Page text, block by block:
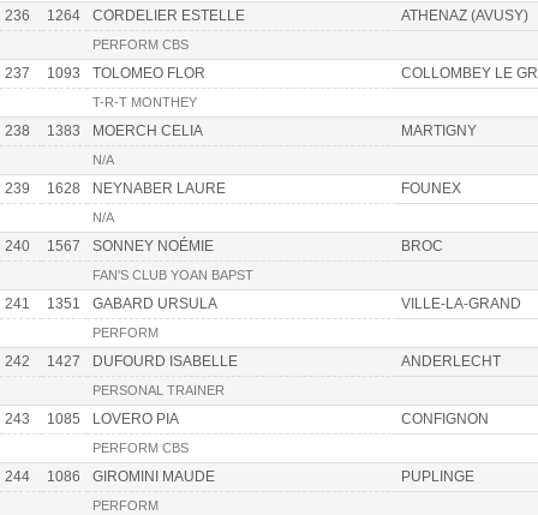
236 1264 CORDELIER ESTELLE ATHENAZ (AVUSY)
PERFORM CBS
237 1093 TOLOMEO FLOR COLLOMBEY LE
T-R-T MONTHEY
238 1383 MOERCH CELIA MARTIGNY
N/A
239 1628 NEYNABER LAURE FOUNEX
N/A
240 1567 SONNEY NOÉMIE BROC
FAN'S CLUB YOAN BAPST
241 1351 GABARD URSULA VILLE-LA-GRAND
PERFORM
242 1427 DUFOURD ISABELLE ANDERLECHT
PERSONAL TRAINER
243 1085 LOVERO PIA CONFIGNON
PERFORM CBS
244 1086 GIROMINI MAUDE PUPLINGE
PERFORM